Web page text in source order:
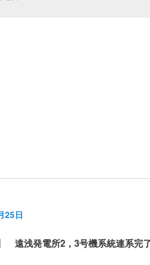
25日
遠浅発電所2，3号機系統連系完